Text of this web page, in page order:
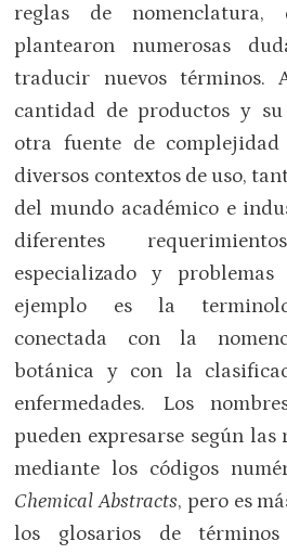
reglas de
plantearon numerosas
traducir nuevos términos.
cantidad de productos y su
otra fuente de
diversos contextos de uso,
del mundo académico e
diferentes
especializado y
ejemplo es la
conectada con la
botánica y con la
enfermedades. Los
pueden expresarse según las
mediante los códigos
Chemical Abstracts, pero es
los glosarios de